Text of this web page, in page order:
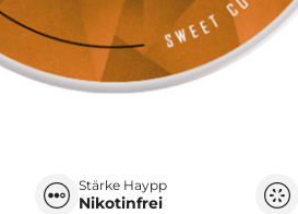
Stärke Haypp
Nikotinfrei